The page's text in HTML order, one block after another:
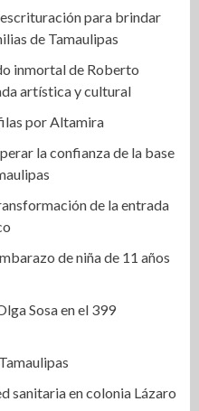
para brindar
de Tamaulipas
inmortal de Roberto
artística y cultural
por Altamira
la confianza de la base
de la entrada
de niña de 11 años
Sosa en el 399
sanitaria en colonia Lázaro